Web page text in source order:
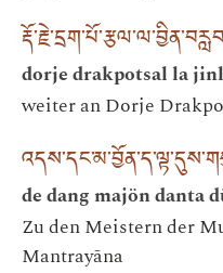
dorje drakpotsal la
weiter an Dorje
de dang majön danta
Zu den Meistern der
Mantrayāna